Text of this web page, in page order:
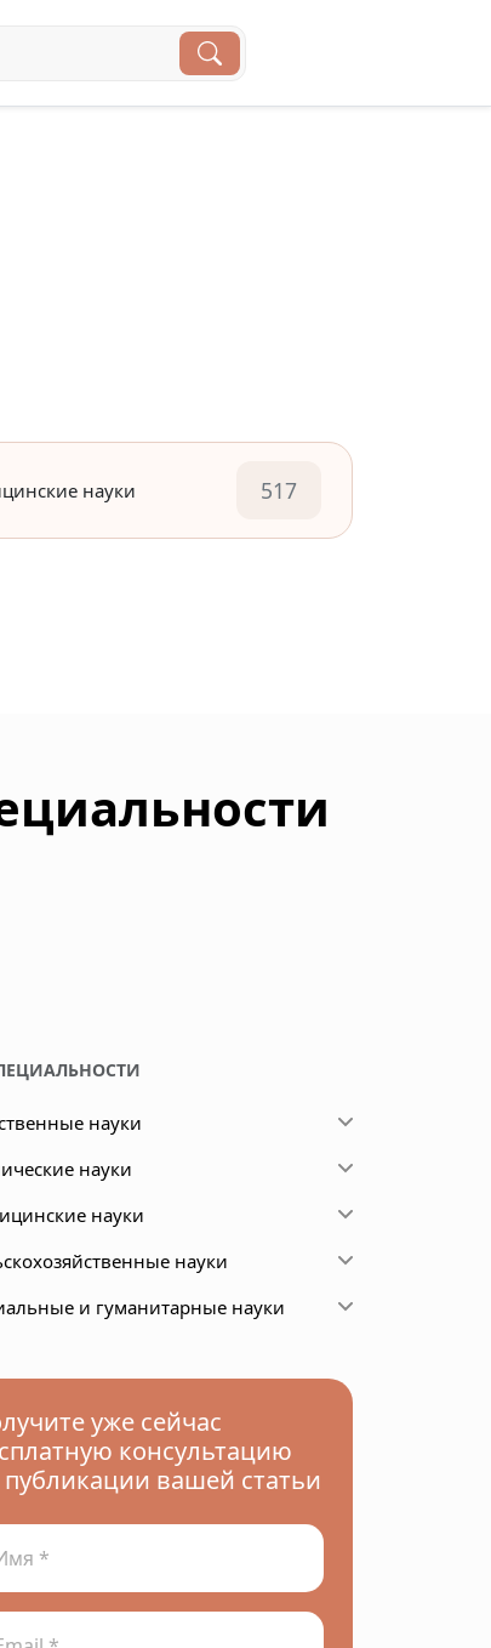
науки 517
науки
науки
науки
науки
и гуманитарные науки
уже сейчас
консультацию
публикации вашей статьи